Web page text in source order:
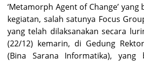
‘Metamorph Agent of Change’
kegiatan, salah satunya Focus
yang telah dilaksanakan secara
(22/12) kemarin, di Gedung
(Bina Sarana Informatika), yang